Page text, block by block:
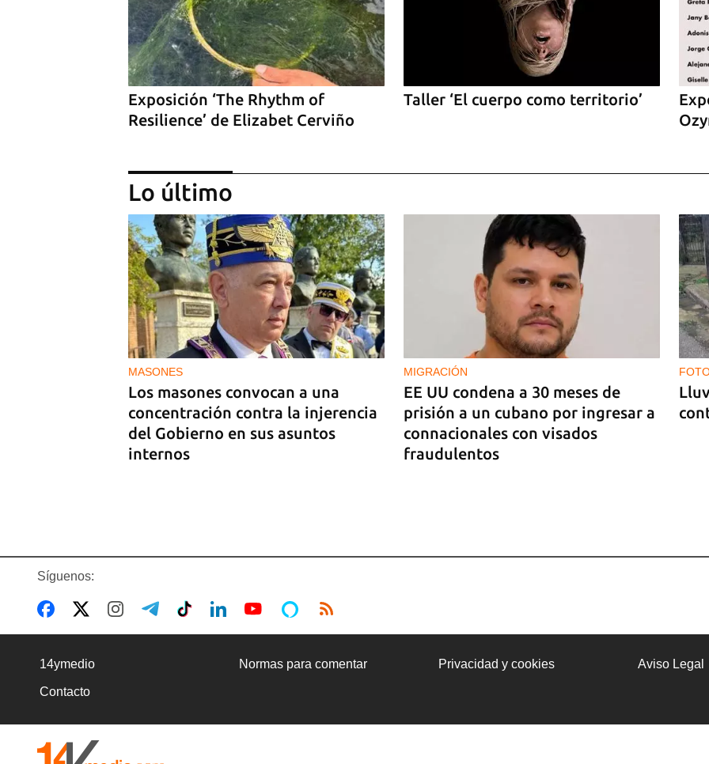
Exposición ‘The Rhythm of
Resilience’ de Elizabet Cerviño
Taller ‘El cuerpo como territorio’
‘Sensación Azul’, de Reynerio
Tamayo
Lo último
MASONES
Los masones convocan a una
concentración contra la injerencia
del Gobierno en sus asuntos
internos
MIGRACIÓN
EE UU condena a 30 meses de
prisión a un cubano por ingresar a
connacionales con visados
fraudulentos
La Cuevita, el verdadero mercado
Síguenos:
14ymedio Normas para comentar Privacidad y cookies Aviso Legal
Contacto